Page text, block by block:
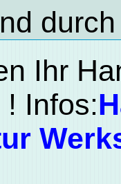
Ihr
Infos: